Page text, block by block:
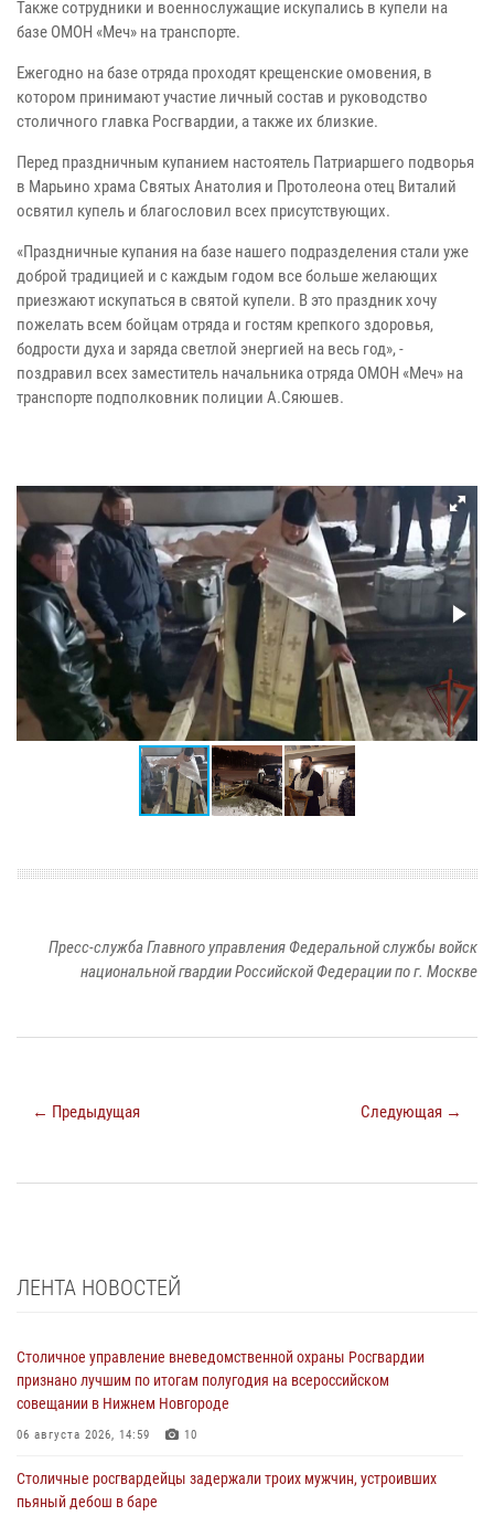
Также сотрудники и военнослужащие искупались в купели на
базе ОМОН «Меч» на транспорте.
Ежегодно на базе отряда проходят крещенские омовения, в
котором принимают участие личный состав и руководство
столичного главка Росгвардии, а также их близкие.
Перед праздничным купанием настоятель Патриаршего подворья
в Марьино храма Святых Анатолия и Протолеона отец Виталий
освятил купель и благословил всех присутствующих.
«Праздничные купания на базе нашего подразделения стали уже
доброй традицией и с каждым годом все больше желающих
приезжают искупаться в святой купели. В это праздник хочу
пожелать всем бойцам отряда и гостям крепкого здоровья,
бодрости духа и заряда светлой энергией на весь год», -
поздравил всех заместитель начальника отряда ОМОН «Меч» на
транспорте подполковник полиции А.Сяюшев.
Пресс-служба Главного управления Федеральной службы войск
национальной гвардии Российской Федерации по г. Москве
← Предыдущая Следующая →
ЛЕНТА НОВОСТЕЙ
Столичное управление вневедомственной охраны Росгвардии
признано лучшим по итогам полугодия на всероссийском
совещании в Нижнем Новгороде
06 августа 2026, 14:59 10
Столичные росгвардейцы задержали троих мужчин, устроивших
пьяный дебош в баре